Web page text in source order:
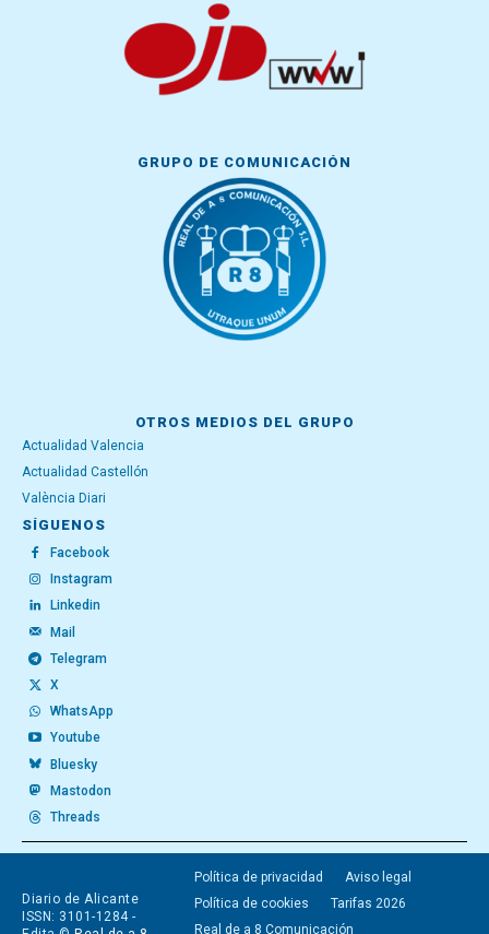
GRUPO DE COMUNICACIÓN
OTROS MEDIOS DEL GRUPO
Actualidad Valencia
Actualidad Castellón
València Diari
SÍGUENOS
Facebook
Instagram
Linkedin
Mail
Telegram
X
WhatsApp
Youtube
Bluesky
Mastodon
Threads
Diario de Alicante
ISSN: 3101-1284 -
Política de privacidad
Aviso legal
Política de cookies
Tarifas 2026
Real de a 8 Comunicación